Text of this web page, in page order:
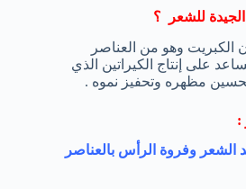
للشعر ؟
الكبريت وهو من العناصر
على إنتاج الكيراتين الذي
مظهره وتحفيز نموه .
:
الشعر وفروة الرأس بالعناصر